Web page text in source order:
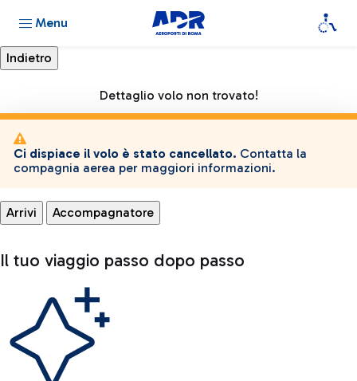
Menu
Dettaglio volo non trovato!
Ci dispiace il volo è stato cancellato. Contatta la
compagnia aerea per maggiori informazioni.
Arrivi Accompagnatore
Il tuo viaggio passo dopo passo